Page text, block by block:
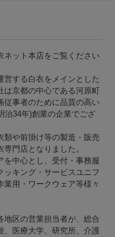
ネット本店をご覧ください
営する白衣をメインとした
は京都の中心である河原町
従事者のために品質の高い
治34年)創業の企業でござ
類や前掛け等の製造・販売
門店となりました。
を中心とし、受付・事務服
ッキング・サービスユニフ
業用・ワークウェア等様々
地区の営業担当者が、総合
、医療大学、研究所、介護